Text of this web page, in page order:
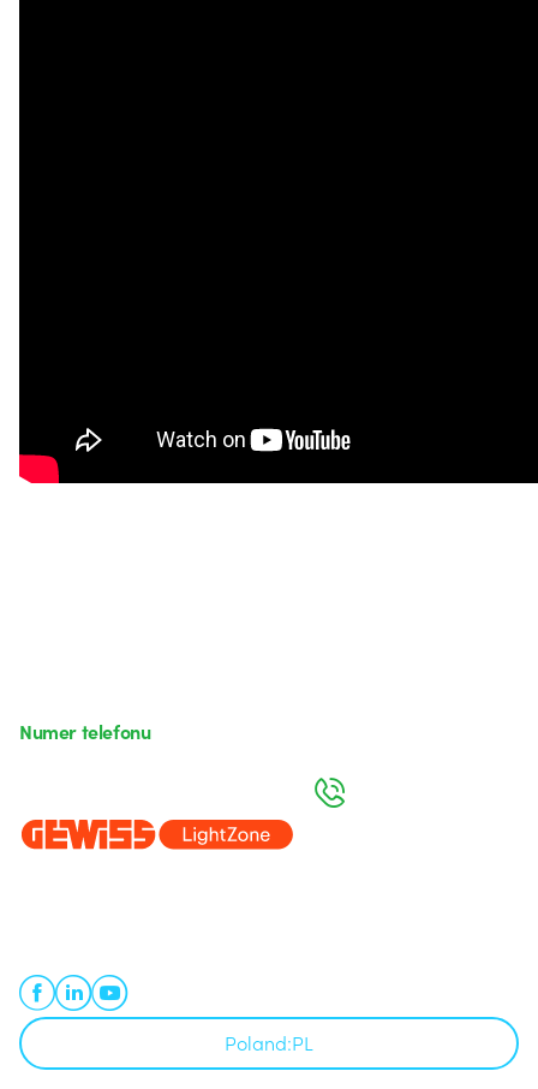
Poland:PL
Numer telefonu